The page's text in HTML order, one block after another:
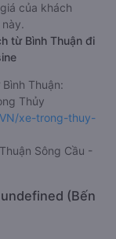
Limousine
giá với số điểm
của khách
này.
từ Bình Thuận đi
Thuận:
Thủy
xe-trong-thuy-
Sông Cầu -